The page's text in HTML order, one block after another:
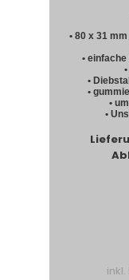
• 80 x 31
•
•
•
•
•
inkl.